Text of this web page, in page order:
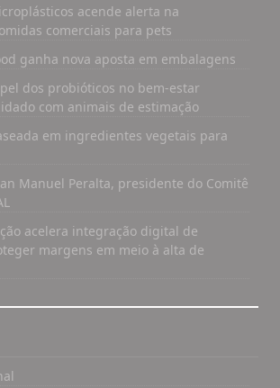
acende alerta na
comerciais para pets
ganha nova aposta em embalagens
dos probióticos no bem-estar
com animais de estimação
em ingredientes vegetais para
Manuel Peralta, presidente do Comitê
acelera integração digital de
margens em meio à alta de